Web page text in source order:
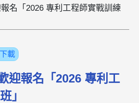
報名「2026 專利工程師實戰訓練
載
歡迎報名「2026 專利工
」